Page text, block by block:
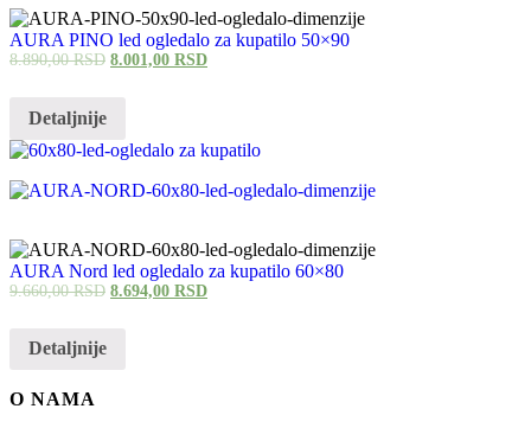
AURA PINO led ogledalo za kupatilo 50×90
8.890,00RSD 8.001,00 RSD
Detaljnije
AURA Nord led ogledalo za kupatilo 60×80
9.660,00RSD 8.694,00 RSD
Detaljnije
O NAMA